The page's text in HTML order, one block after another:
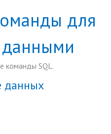
для
команды SQL.
данных